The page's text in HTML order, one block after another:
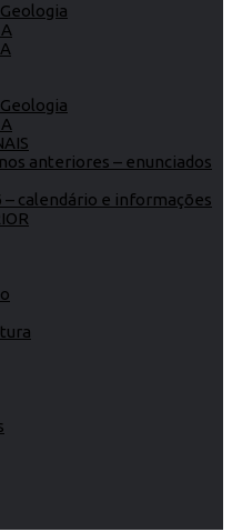
anteriores – enunciados
– calendário e informações